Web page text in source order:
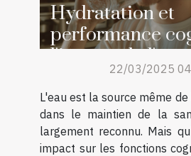
Hydratation et
performance
l'impact de l'eau
concentration
mémoire
22/03/2025
L'eau est la source même
dans le maintien de la
largement reconnu. Mais
impact sur les fonctions